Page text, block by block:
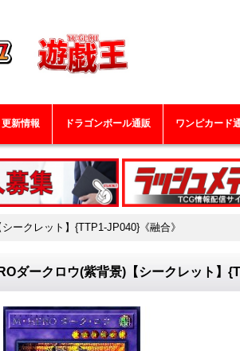
更新情報 ドラゴンボール通販 ワンピカード
ークレット】{TTP1-JP040}《融合》
ダークロウ(紫背景)【シークレット】